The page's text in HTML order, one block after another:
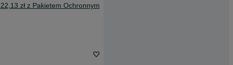
22,13 zł z Pakietem Ochronnym